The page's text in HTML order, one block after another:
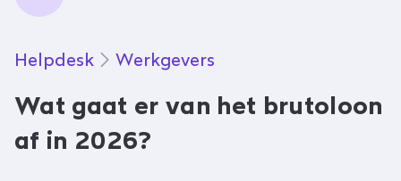
Helpdesk Werkgevers
Wat gaat er van het brutoloon
af in 2026?